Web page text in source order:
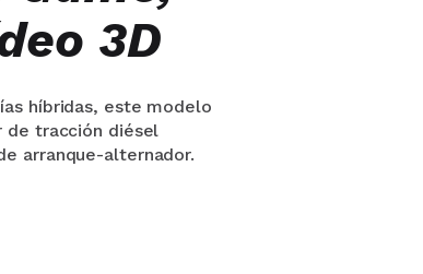
3D
híbridas, este modelo
de tracción diésel
arranque-alternador.